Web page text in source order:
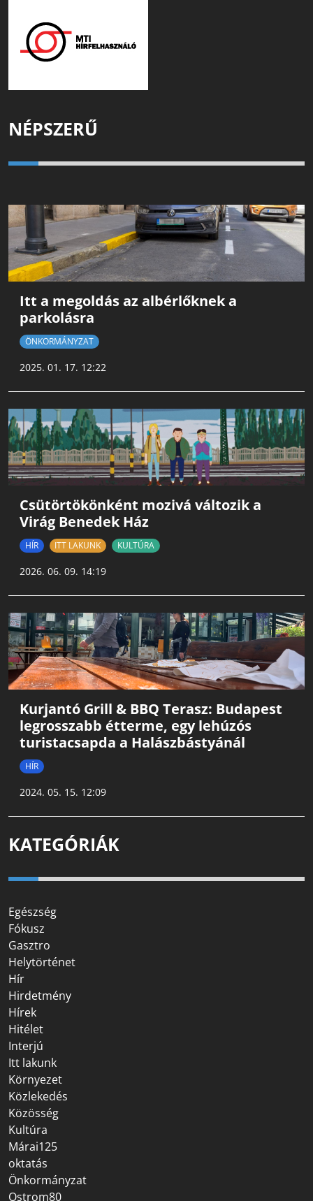
NÉPSZERŰ
Itt a megoldás az albérlőknek a
parkolásra
ÖNKORMÁNYZAT
2025. 01. 17. 12:22
Csütörtökönként mozivá változik a
Virág Benedek Ház
HÍR ITT LAKUNK KULTÚRA
2026. 06. 09. 14:19
Kurjantó Grill & BBQ Terasz: Budapest
legrosszabb étterme, egy lehúzós
turistacsapda a Halászbástyánál
HÍR
2024. 05. 15. 12:09
KATEGÓRIÁK
Egészség
Fókusz
Gasztro
Helytörténet
Hír
Hirdetmény
Hírek
Hitélet
Interjú
Itt lakunk
Környezet
Közlekedés
Közösség
Kultúra
Márai125
oktatás
Önkormányzat
Ostrom80